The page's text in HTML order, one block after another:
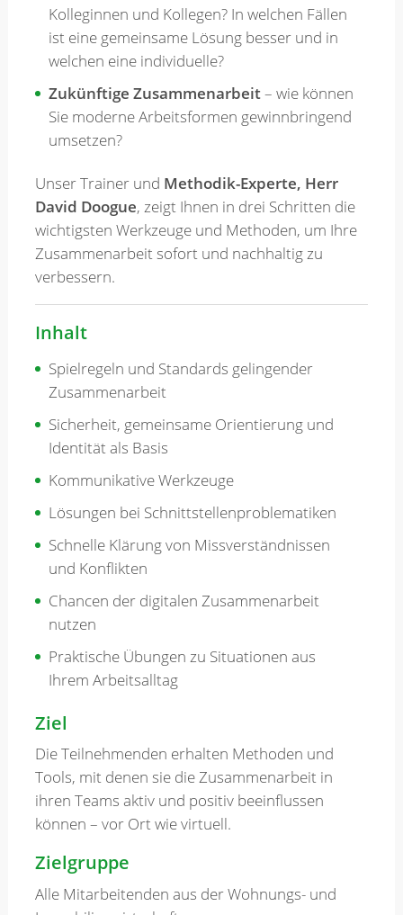
Kolleginnen und Kollegen? In welchen Fällen
ist eine gemeinsame Lösung besser und in
welchen eine individuelle?
Zukünftige Zusammenarbeit– wie können
Sie moderne Arbeitsformen gewinnbringend
umsetzen?
Unser Trainer und Methodik-Experte, Herr
David Doogue, zeigt Ihnen in drei Schritten die
wichtigsten Werkzeuge und Methoden, um Ihre
Zusammenarbeit sofort und nachhaltig zu
verbessern.
Inhalt
Spielregeln und Standards gelingender
Zusammenarbeit
Sicherheit, gemeinsame Orientierung und
Identität als Basis
Kommunikative Werkzeuge
Lösungen bei Schnittstellenproblematiken
Schnelle Klärung von Missverständnissen
und Konflikten
Chancen der digitalen Zusammenarbeit
nutzen
Praktische Übungen zu Situationen aus
Ihrem Arbeitsalltag
Ziel
Die Teilnehmenden erhalten Methoden und
Tools, mit denen sie die Zusammenarbeit in
ihren Teams aktiv und positiv beeinflussen
können – vor Ort wie virtuell.
Zielgruppe
Alle Mitarbeitenden aus der Wohnungs- und